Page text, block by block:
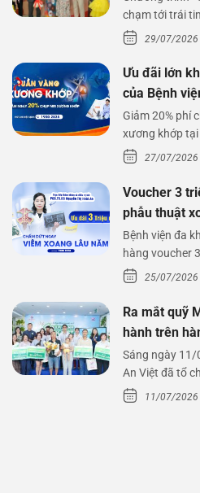
chạm tới trái
lên,…29/07/2026
Ưu đãi lớn
của Bệnh
Giảm 20% phí
xương khớp tại
Bệnh viện đa…
27/07/2026
Voucher 3
phẫu thuật
Nguyễn Thị
Bệnh viện đa
hàng voucher
xoang cùng
25/07/2026
Ra mắt quỹ
hành trên
Sáng ngày 11/
An Việt đã tổ
Mầm Xanh…
11/07/2026